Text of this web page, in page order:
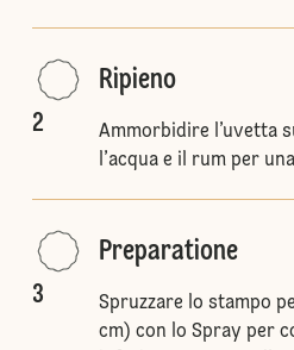
2
Ripieno
Ammorbidire l’uvetta
l’acqua e il rum per
3
Preparatione
Spruzzare lo stampo
cm) con lo Spray per